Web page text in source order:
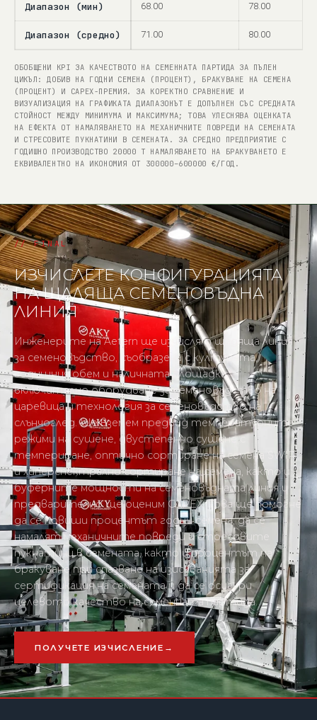
Диапазон (мин) 68.00 78.00
Диапазон (средно) 71.00 80.00
ОБОБЩЕНИ KPI ЗА КАЧЕСТВОТО НА СЕМЕННАТА ПАРТИДА ЗА ПЪЛЕН
ЦИКЪЛ: ДОБИВ НА ГОДНИ СЕМЕНА (ПРОЦЕНТ), БРАКУВАНЕ НА СЕМЕНА
(ПРОЦЕНТ) И CAPEX-ПРЕМИЯ. ЗА КОРЕКТНО СРАВНЕНИЕ И
ВИЗУАЛИЗАЦИЯ НА ГРАФИКАТА ДИАПАЗОНЪТ Е ДОПЪЛНЕН СЪС СРЕДНАТА
СТОЙНОСТ МЕЖДУ МИНИМУМА И МАКСИМУМА; ТОВА УЛЕСНЯВА ОЦЕНКАТА
НА ЕФЕКТА ОТ НАМАЛЯВАНЕТО НА МЕХАНИЧНИТЕ ПОВРЕДИ НА СЕМЕНАТА
И СТРЕСОВИТЕ ПУКНАТИНИ В СЕМЕНАТА. ЗА СРЕДНО ПРЕДПРИЯТИЕ С
ГОДИШНО ПРОИЗВОДСТВО 20000 Т НАМАЛЯВАНЕТО НА БРАКУВАНЕТО Е
ЕКВИВАЛЕНТНО НА ИКОНОМИЯ ОТ 300000–600000 €/ГОД.
ИЗЧИСЛЕТЕ КОНФИГУРАЦИЯТА
НА ЩАДЯЩА СЕМЕНОВЪДНА
ЛИНИЯ
Инженерите на Aetern ще изчислят щадяща линия
за семеновъдство, съобразена с културата,
годишния обем и наличната площадка,
включително оборудване за семеновъдство на
царевица и технология за семеновъдство на
слънчоглед. Ще вземем предвид температурните
режими на сушене, двустепенно сушене с
темпериране, оптично сортиране на семена SWIR
и хиперспектрално сортиране на семена, както и
буферните мощности на семеновъдната линия и
предварително ще оценим CAPEX. Това ще помогне
да се повиши процентът годни семена, да се
намалят механичните повреди и стресовите
пукнатини в семената, както и процентът на
бракуване при спазване на изискванията за
сертификация на семената и да се осигури
целевото качество на семенната партида.
ПОЛУЧЕТЕ ИЗЧИСЛЕНИЕ